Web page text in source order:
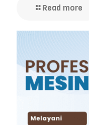
Read more